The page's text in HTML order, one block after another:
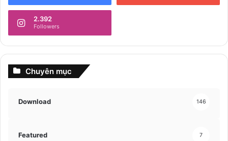
2.392
Followers
Chuyên mục
Download 146
Featured 7